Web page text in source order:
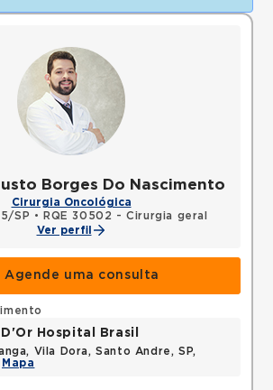
Borges Do Nascimento
Cirurgia Oncológica
SP •
RQE 30502 - Cirurgia geral
Ver perfil
Agende uma consulta
Hospital Brasil
Vila Dora, Santo Andre, SP,
Mapa